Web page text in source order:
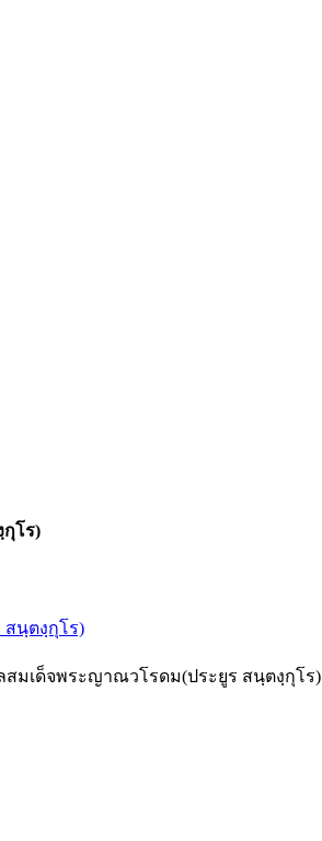
โร)
นฺตงฺกุโร)
สมเด็จพระญาณวโรดม(ประยูร สนฺตงฺกุโร)